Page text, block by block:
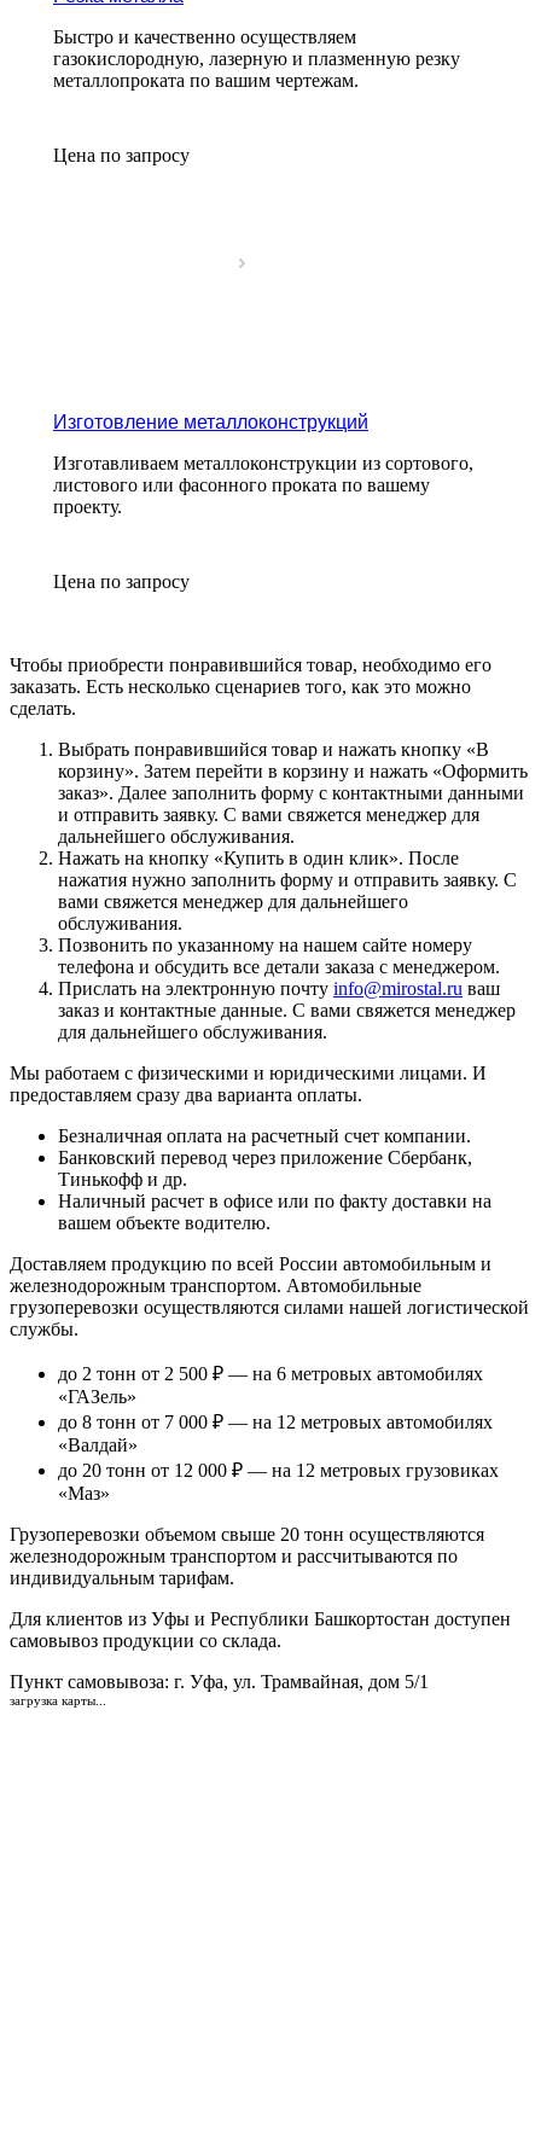
Быстро и качественно осуществляем
газокислородную, лазерную и плазменную резку
металлопроката по вашим чертежам.
Цена по запросу
Изготовление металлоконструкций
Изготавливаем металлоконструкции из сортового,
листового или фасонного проката по вашему
проекту.
Цена по запросу
Чтобы приобрести понравившийся товар, необходимо его
заказать. Есть несколько сценариев того, как это можно
сделать.
Выбрать понравившийся товар и нажать кнопку «В
корзину». Затем перейти в корзину и нажать «Оформить
заказ». Далее заполнить форму с контактными данными
и отправить заявку. С вами свяжется менеджер для
дальнейшего обслуживания.
Нажать на кнопку «Купить в один клик». После
нажатия нужно заполнить форму и отправить заявку. С
вами свяжется менеджер для дальнейшего
обслуживания.
Позвонить по указанному на нашем сайте номеру
телефона и обсудить все детали заказа с менеджером.
Прислать на электронную почту info@mirostal.ru ваш
заказ и контактные данные. С вами свяжется менеджер
для дальнейшего обслуживания.
Мы работаем с физическими и юридическими лицами. И
предоставляем сразу два варианта оплаты.
Безналичная оплата на расчетный счет компании.
Банковский перевод через приложение Сбербанк,
Тинькофф и др.
Наличный расчет в офисе или по факту доставки на
вашем объекте водителю.
Доставляем продукцию по всей России автомобильным и
железнодорожным транспортом. Автомобильные
грузоперевозки осуществляются силами нашей логистической
службы.
до 2 тонн от 2 500 ₽ — на 6 метровых автомобилях
«ГАЗель»
до 8 тонн от 7 000 ₽ — на 12 метровых автомобилях
«Валдай»
до 20 тонн от 12 000 ₽ — на 12 метровых грузовиках
«Маз»
Грузоперевозки объемом свыше 20 тонн осуществляются
железнодорожным транспортом и рассчитываются по
индивидуальным тарифам.
Для клиентов из Уфы и Республики Башкортостан доступен
самовывоз продукции со склада.
Пункт самовывоза: г. Уфа, ул. Трамвайная, дом 5/1
загрузка карты...